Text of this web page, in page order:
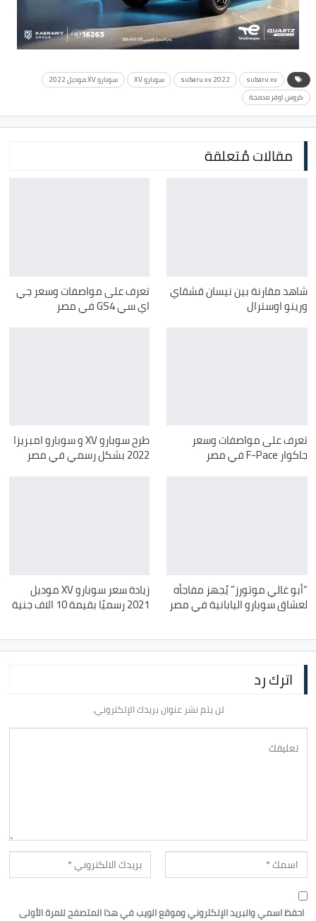
subaru xv
subaru xv 2022 سوبارو XV
سوبارو XV موديل 2022
كروس اوفر مدمجة
مقالات مُتعلقة
شاهد مقارنة بين نيسان قشقاي
ورينو اوسترال
تعرف على مواصفات وسعر جي
اي سي GS4 في مصر
تعرف على مواصفات وسعر
جاكوار F-Pace في مصر
طرح سوبارو XV و سوبارو امبريزا
2022 بشكل رسمي في مصر
“أبو غالي موتورز” يُجهز مفاجأه
لعشاق سوبارو اليابانية في مصر
زيادة سعر سوبارو XV موديل
2021 رسميًا بقيمة 10 الاف جنية
اترك رد
لن يتم نشر عنوان بريدك الإلكتروني.
احفظ اسمي والبريد الإلكتروني وموقع الويب في هذا المتصفح للمرة الأولى